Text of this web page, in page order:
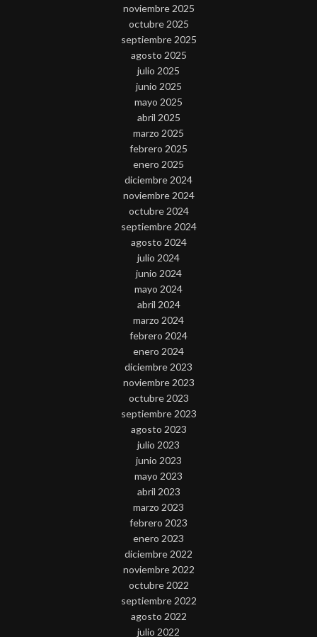
noviembre 2025
octubre 2025
septiembre 2025
agosto 2025
julio 2025
junio 2025
mayo 2025
abril 2025
marzo 2025
febrero 2025
enero 2025
diciembre 2024
noviembre 2024
octubre 2024
septiembre 2024
agosto 2024
julio 2024
junio 2024
mayo 2024
abril 2024
marzo 2024
febrero 2024
enero 2024
diciembre 2023
noviembre 2023
octubre 2023
septiembre 2023
agosto 2023
julio 2023
junio 2023
mayo 2023
abril 2023
marzo 2023
febrero 2023
enero 2023
diciembre 2022
noviembre 2022
octubre 2022
septiembre 2022
agosto 2022
julio 2022